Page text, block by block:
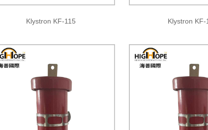
Klystron KF-115 Klystron KF-